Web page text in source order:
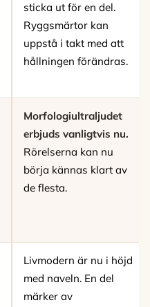
sticka ut för en del.
Ryggsmärtor kan
uppstå i takt med att
hållningen förändras.
Morfologiultraljudet
erbjuds vanligtvis nu.
Rörelserna kan nu
börja kännas klart av
de flesta.
Livmodern är nu i höjd
med naveln. En del
märker av